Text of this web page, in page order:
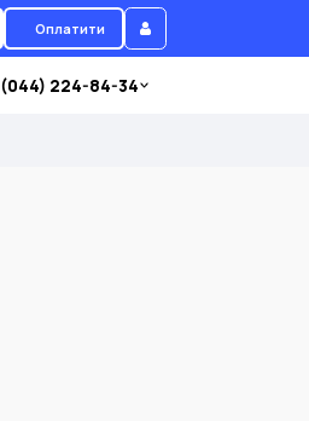
Оплатити
(044) 224-84-34